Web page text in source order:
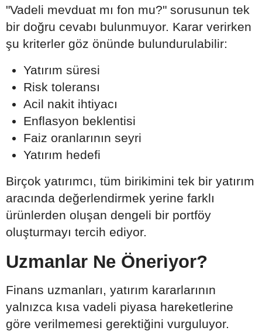
"Vadeli mevduat mı fon mu?" sorusunun tek
bir doğru cevabı bulunmuyor. Karar verirken
şu kriterler göz önünde bulundurulabilir:
Yatırım süresi
Risk toleransı
Acil nakit ihtiyacı
Enflasyon beklentisi
Faiz oranlarının seyri
Yatırım hedefi
Birçok yatırımcı, tüm birikimini tek bir yatırım
aracında değerlendirmek yerine farklı
ürünlerden oluşan dengeli bir portföy
oluşturmayı tercih ediyor.
Uzmanlar Ne Öneriyor?
Finans uzmanları, yatırım kararlarının
yalnızca kısa vadeli piyasa hareketlerine
göre verilmemesi gerektiğini vurguluyor.